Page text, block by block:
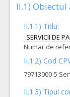
II.1)
II.1.1) Titlu:
SERVICII DE
Numar de
II.1.2) Cod
79713000-5
II.1.3) Tipul